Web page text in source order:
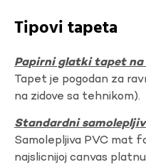
Tipovi tapeta
Papirni glatki tapet na
Tapet je pogodan za
na zidove sa tehnikom).
Standardni
Samolepljiva PVC mat
najslicnijoj canvas